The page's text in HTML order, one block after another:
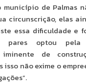
de Palmas
circunscrição, elas
essa dificuldade e
pares optou pela
iminente de
isso não exime o